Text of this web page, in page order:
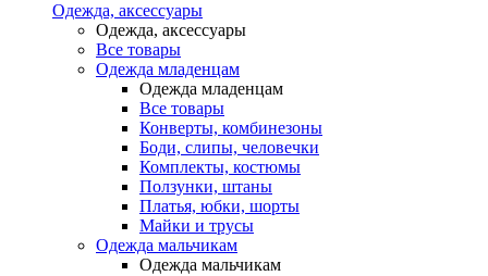
Одежда, аксессуары
Одежда, аксессуары
Все товары
Одежда младенцам
Одежда младенцам
Все товары
Конверты, комбинезоны
Боди, слипы, человечки
Комплекты, костюмы
Ползунки, штаны
Платья, юбки, шорты
Майки и трусы
Одежда мальчикам
Одежда мальчикам